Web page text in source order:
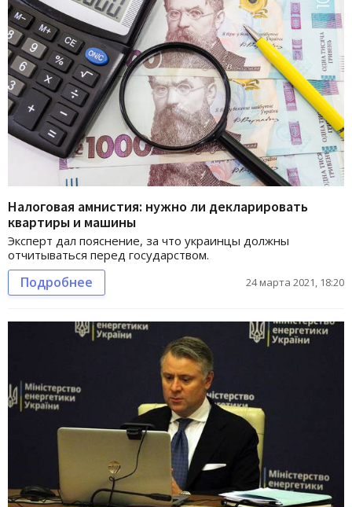
Налоговая амнистия: нужно ли декларировать
квартиры и машины
Эксперт дал пояснение, за что украинцы должны
отчитываться перед государством.
Подробнее 24 марта 2021, 18:20